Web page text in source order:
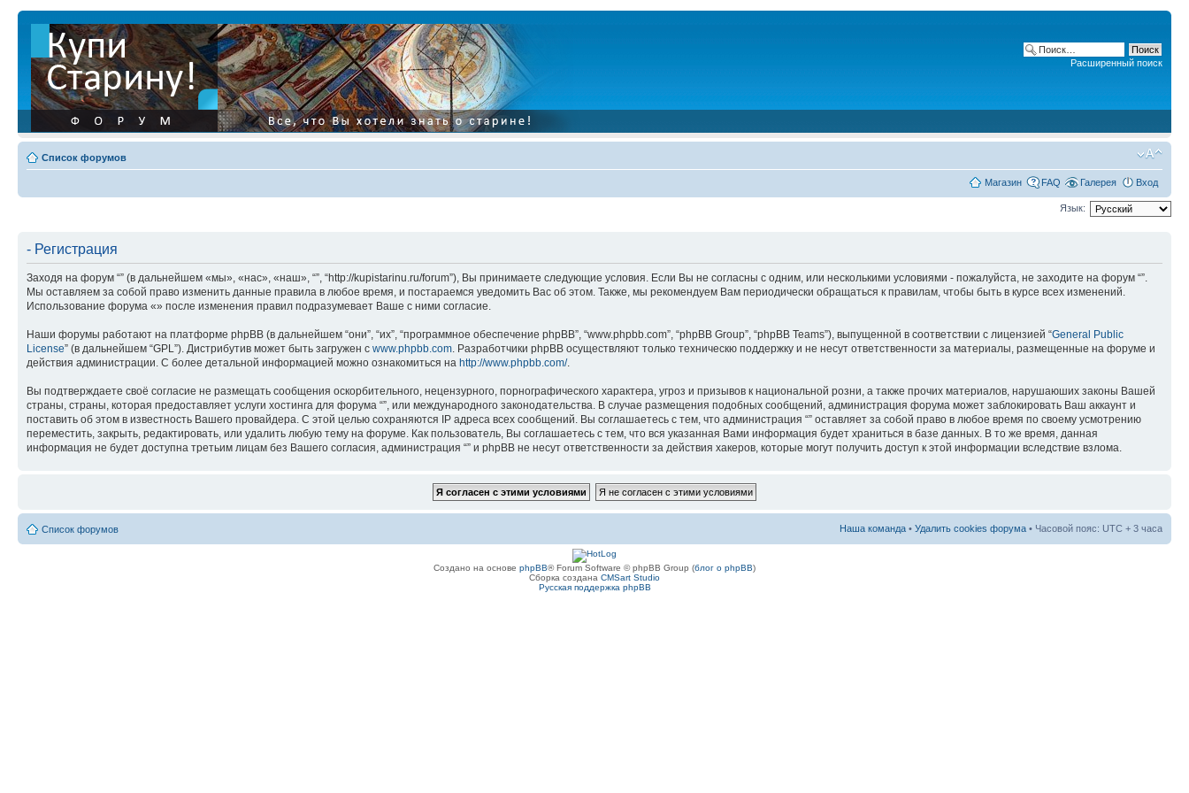
Расширенный поиск
Список форумов
Магазин FAQ Галерея Вход
Язык:
- Регистрация
Заходя на форум “” (в дальнейшем «мы», «нас», «наш», “”, “http://kupistarinu.ru/forum”), Вы принимаете следующие условия. Если Вы не согласны с одним, или несколькими условиями - пожалуйста, не заходите на форум “”.
Мы оставляем за собой право изменить данные правила в любое время, и постараемся уведомить Вас об этом. Также, мы рекомендуем Вам периодически обращаться к правилам, чтобы быть в курсе всех изменений.
Использование форума «» после изменения правил подразумевает Ваше с ними согласие.
Наши форумы работают на платформе phpBB (в дальнейшем “они”, “их”, “программное обеспечение phpBB”, “www.phpbb.com”, “phpBB Group”, “phpBB Teams”), выпущенной в соответствии с лицензией “General Public
License” (в дальнейшем “GPL”). Дистрибутив может быть загружен с www.phpbb.com . Разработчики phpBB осуществляют только техническю поддержку и не несут ответственности за материалы, размещенные на форуме и
действия администрации. С более детальной информацией можно ознакомиться на http://www.phpbb.com/.
Вы подтверждаете своё согласие не размещать сообщения оскорбительного, нецензурного, порнографического характера, угроз и призывов к национальной розни, а также прочих материалов, нарушаюших законы Вашей
страны, страны, которая предоставляет услуги хостинга для форума “”, или международного законодательства. В случае размещения подобных сообщений, администрация форума может заблокировать Ваш аккаунт и
поставить об этом в известность Вашего провайдера. С этой целью сохраняются IP адреса всех сообщений. Вы соглашаетесь с тем, что администрация “” оставляет за собой право в любое время по своему усмотрению
переместить, закрыть, редактировать, или удалить любую тему на форуме. Как пользователь, Вы соглашаетесь с тем, что вся указанная Вами информация будет храниться в базе данных. В то же время, данная
информация не будет доступна третьим лицам без Вашего согласия, администрация “” и phpBB не несут ответственности за действия хакеров, которые могут получить доступ к этой информации вследствие взлома.
Список форумов Наша команда • Удалить cookies форума • Часовой пояс: UTC + 3 часа
Создано на основе phpBB® Forum Software © phpBB Group (блог о phpBB)
Сборка создана CMSart Studio
Русская поддержка phpBB